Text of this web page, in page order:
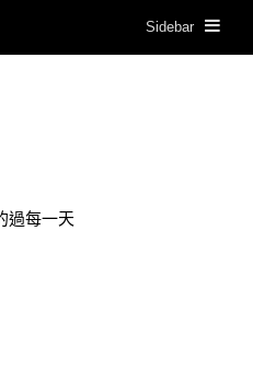
Sidebar
樂的過每一天